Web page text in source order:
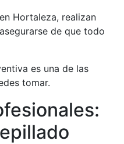
Hortaleza, realizan
de que todo
es una de las
tomar.